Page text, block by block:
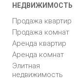
НЕДВИЖИМОСТЬ
Продажа квартир
Продажа комнат
Аренда квартир
Аренда комнат
Элитная
недвижимость